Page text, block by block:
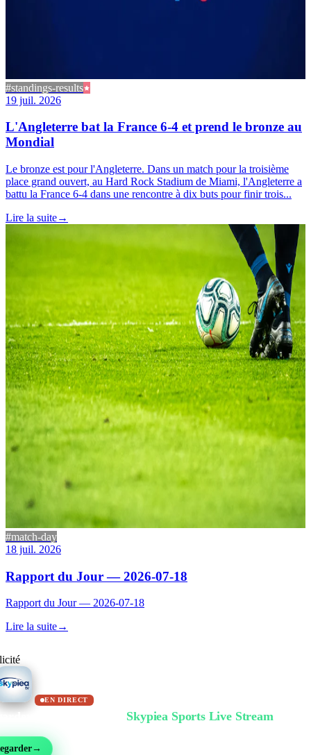
#standings-results
19 juil. 2026
L'Angleterre bat la France 6-4 et prend le bronze au
Mondial
Le bronze est pour l'Angleterre. Dans un match pour la troisième
place grand ouvert, au Hard Rock Stadium de Miami, l'Angleterre a
battu la France 6-4 dans une rencontre à dix buts pour finir trois...
Lire la suite→
#match-day
18 juil. 2026
Rapport du Jour — 2026-07-18
Rapport du Jour — 2026-07-18
Lire la suite→
EN DIRECT
Skypiea Sports Live Stream
→